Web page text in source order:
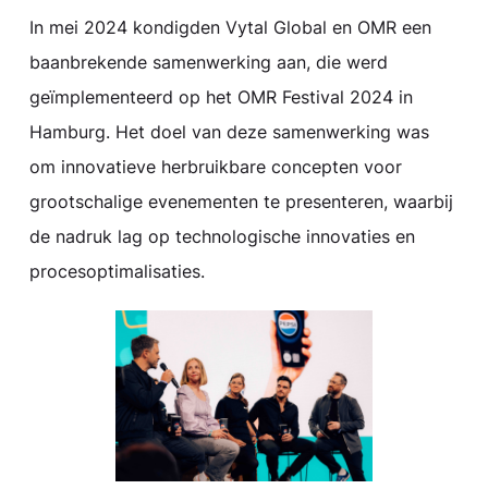
In mei 2024 kondigden Vytal Global en OMR een
baanbrekende samenwerking aan, die werd
geïmplementeerd op het OMR Festival 2024 in
Hamburg. Het doel van deze samenwerking was
om innovatieve herbruikbare concepten voor
grootschalige evenementen te presenteren, waarbij
de nadruk lag op technologische innovaties en
procesoptimalisaties.